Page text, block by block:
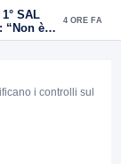
SAL
“Non è
4 ORE FA
i controlli sul